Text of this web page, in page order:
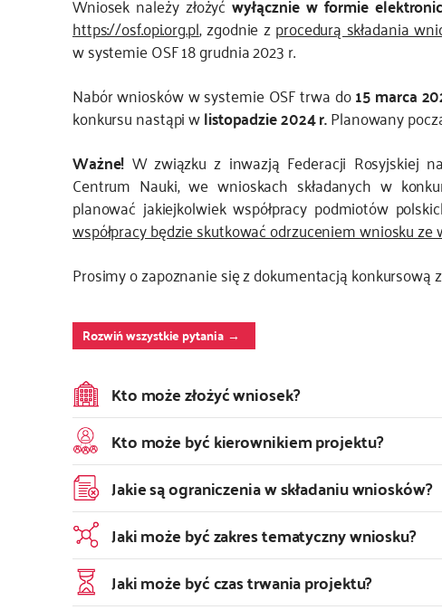
https://osf.opi.org.pl, zgodnie zprocedurą składania
w systemie OSF 18 grudnia 2023 r.
Nabór wniosków w systemie OSF trwa do15 marca
konkursu nastąpi wlistopadzie 2024 r.Planowany
Ważne! W związku z inwazją Federacji Rosyjskiej
Centrum Nauki, we wnioskach składanych w
planować jakiejkolwiek współpracy podmiotów
współpracy będzie skutkować odrzuceniem wniosku
Prosimy o zapoznanie się z dokumentacją konkursową
Rozwiń wszystkie pytania
Kto może złożyć wniosek?
Kto może być kierownikiem projektu?
Jakie są ograniczenia w składaniu wniosków?
Jaki może być zakres tematyczny wniosku?
Jaki może być czas trwania projektu?